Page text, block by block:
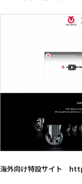
海外向け特設サイト